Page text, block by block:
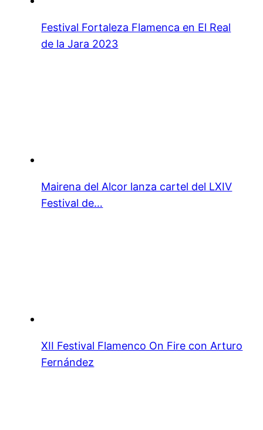
Festival Fortaleza Flamenca en El Real
de la Jara 2023
Mairena del Alcor lanza cartel del LXIV
Festival de…
XII Festival Flamenco On Fire con Arturo
Fernández